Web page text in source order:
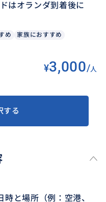
はオランダ到着後に
め
家族におすすめ
¥3,000/人
する
と場所（例：空港、